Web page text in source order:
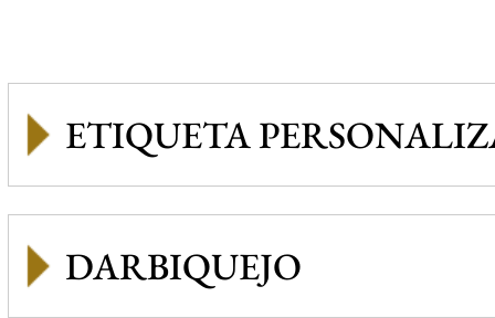
ETIQUETA
DARBIQUEJO